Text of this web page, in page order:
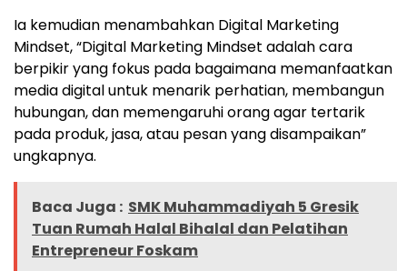
Ia kemudian menambahkan Digital Marketing
Mindset, “Digital Marketing Mindset adalah cara
berpikir yang fokus pada bagaimana memanfaatkan
media digital untuk menarik perhatian, membangun
hubungan, dan memengaruhi orang agar tertarik
pada produk, jasa, atau pesan yang disampaikan”
ungkapnya.
Baca Juga : SMK Muhammadiyah 5 Gresik
Tuan Rumah Halal Bihalal dan Pelatihan
Entrepreneur Foskam